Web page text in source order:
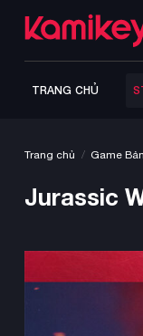
TRANG CHỦ
Trang chủ / Game
Jurassic